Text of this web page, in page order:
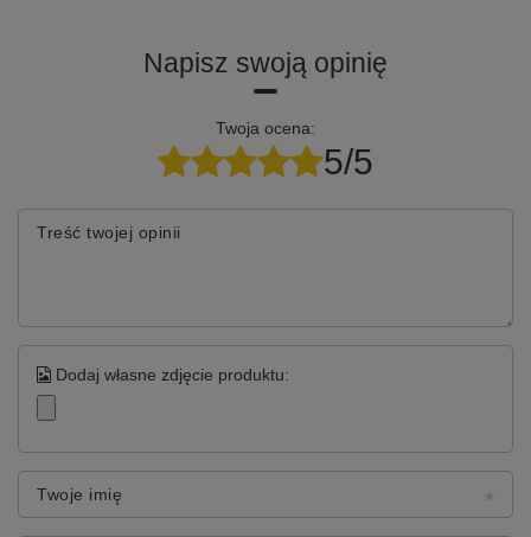
⚡️Nowy początek dla twojego
telefonu
Napisz swoją opinię
Twoja ocena:
5/5
Treść twojej opinii
Dodaj własne zdjęcie produktu:
Twoje imię